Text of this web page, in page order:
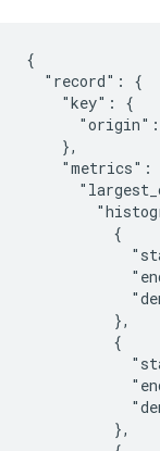
{
  "record": {
    "key": {
    },
"metrics":
          {
          },
          {
          },